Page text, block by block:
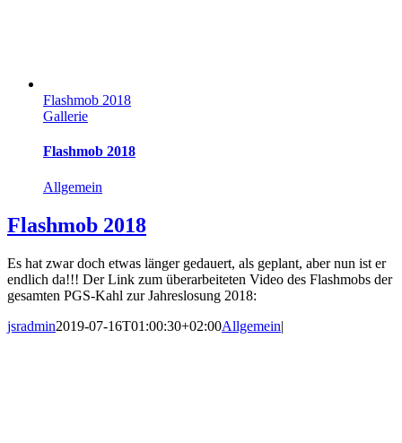
Flashmob 2018
Gallerie
Flashmob 2018
Allgemein
Flashmob 2018
Es hat zwar doch etwas länger gedauert, als geplant, aber nun ist er
endlich da!!! Der Link zum überarbeiteten Video des Flashmobs der
gesamten PGS-Kahl zur Jahreslosung 2018:
jsradmin2019-07-16T01:00:30+02:00Allgemein|